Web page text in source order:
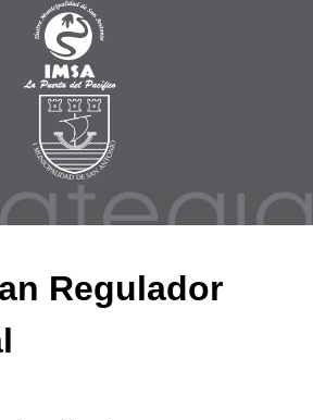
Regulador